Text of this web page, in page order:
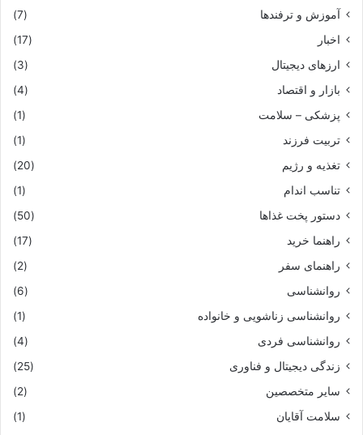
آموزش و ترفندها
(7)
اخبار
(17)
ارزهای دیجیتال
(3)
بازار و اقتصاد
(4)
پزشکی – سلامت
(1)
تربیت فرزند
(1)
تغذیه و رژیم
(20)
تناسب اندام
(1)
دستور پخت غذاها
(50)
راهنما خرید
(17)
راهنمای سفر
(2)
روانشناسی
(6)
روانشناسی زناشویی و خانواده
(1)
روانشناسی فردی
(4)
زندگی دیجیتال و فناوری
(25)
سایر متخصصین
(2)
سلامت آقایان
(1)